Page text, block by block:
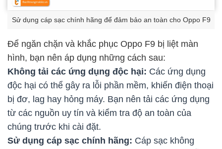
Sử dụng cáp sạc chính hãng để đảm bảo an toàn cho Oppo F9
Để ngăn chặn và khắc phục Oppo F9 bị liệt màn
hình, bạn nên áp dụng những cách sau:
Không tải các ứng dụng độc hại: Các ứng dụng
độc hại có thể gây ra lỗi phần mềm, khiến điện thoại
bị đơ, lag hay hỏng máy. Bạn nên tải các ứng dụng
từ các nguồn uy tín và kiểm tra độ an toàn của
chúng trước khi cài đặt.
Sử dụng cáp sạc chính hãng: Cáp sạc không